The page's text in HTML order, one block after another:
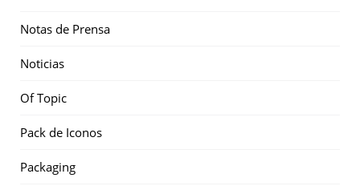
Notas de Prensa
Noticias
Of Topic
Pack de Iconos
Packaging